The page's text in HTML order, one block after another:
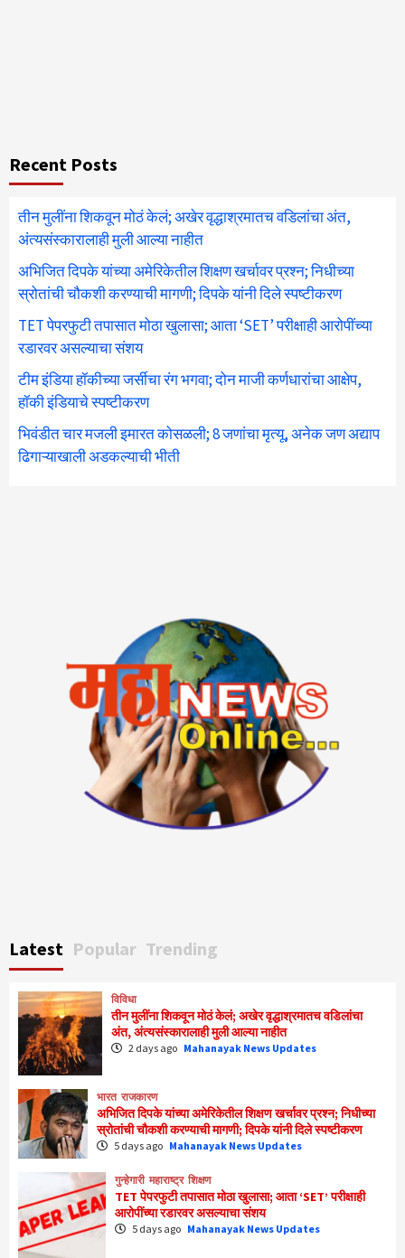
Recent Posts
तीन मुलींना शिकवून मोठं केलं; अखेर वृद्धाश्रमातच वडिलांचा अंत,
अंत्यसंस्कारालाही मुली आल्या नाहीत
अभिजित दिपके यांच्या अमेरिकेतील शिक्षण खर्चावर प्रश्न; निधीच्या
स्रोतांची चौकशी करण्याची मागणी; दिपके यांनी दिले स्पष्टीकरण
TET पेपरफुटी तपासात मोठा खुलासा; आता ‘SET’ परीक्षाही आरोपींच्या
रडारवर असल्याचा संशय
टीम इंडिया हॉकीच्या जर्सीचा रंग भगवा; दोन माजी कर्णधारांचा आक्षेप,
हॉकी इंडियाचे स्पष्टीकरण
भिवंडीत चार मजली इमारत कोसळली; 8 जणांचा मृत्यू, अनेक जण अद्याप
ढिगाऱ्याखाली अडकल्याची भीती
Latest Popular Trending
विविधा
तीन मुलींना शिकवून मोठं केलं; अखेर वृद्धाश्रमातच वडिलांचा
अंत, अंत्यसंस्कारालाही मुली आल्या नाहीत
2 days ago Mahanayak News Updates
भारत राजकारण
अभिजित दिपके यांच्या अमेरिकेतील शिक्षण खर्चावर प्रश्न; निधीच्या
स्रोतांची चौकशी करण्याची मागणी; दिपके यांनी दिले स्पष्टीकरण
5 days ago Mahanayak News Updates
गुन्हेगारी महाराष्ट्र शिक्षण
TET पेपरफुटी तपासात मोठा खुलासा; आता ‘SET’ परीक्षाही
आरोपींच्या रडारवर असल्याचा संशय
5 days ago Mahanayak News Updates